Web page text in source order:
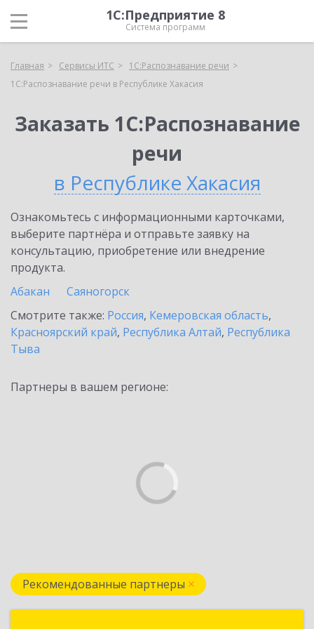
1С:Предприятие 8
Система программ
Главная Сервисы ИТС
1С:Распознавание речи
1С:Распознавание речи в Республике Хакасия
Заказать 1С:Распознавание
речи
в Республике Хакасия
Ознакомьтесь с информационными карточками,
выберите партнёра и отправьте заявку на
консультацию, приобретение или внедрение
продукта.
Абакан
Саяногорск
Смотрите также: Россия, Кемеровская область,
Красноярский край, Республика Алтай, Республика
Тыва
Партнеры в вашем регионе:
Рекомендованные партнеры